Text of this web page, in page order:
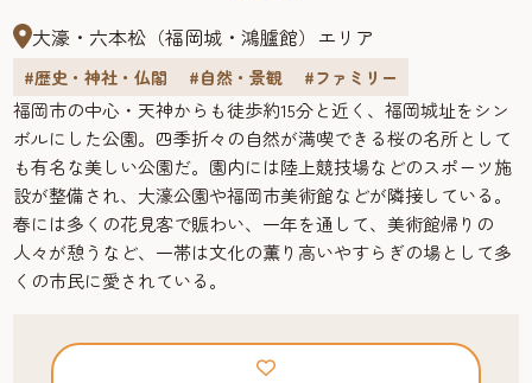
大濠・六本松（福岡城・鴻臚館）エリア
#歴史・神社・仏閣 #自然・景観 #ファミリー
福岡市の中心・天神からも徒歩約15分と近く、福岡城址をシン
ボルにした公園。四季折々の自然が満喫できる桜の名所として
も有名な美しい公園だ。園内には陸上競技場などのスポーツ施
設が整備され、大濠公園や福岡市美術館などが隣接している。
春には多くの花見客で賑わい、一年を通して、美術館帰りの
人々が憩うなど、一帯は文化の薫り高いやすらぎの場として多
くの市民に愛されている。